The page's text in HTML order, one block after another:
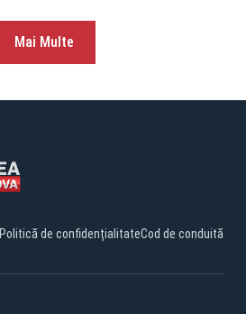
Mai Multe
Politică de confidențialitateCod de conduită